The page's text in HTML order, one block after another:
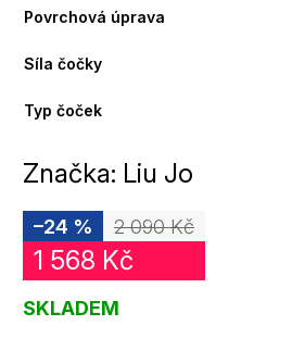
Povrchová úprava
Síla čočky
Typ čoček
Značka: Liu Jo
2 090 Kč
–24 %
1 568 Kč
SKLADEM